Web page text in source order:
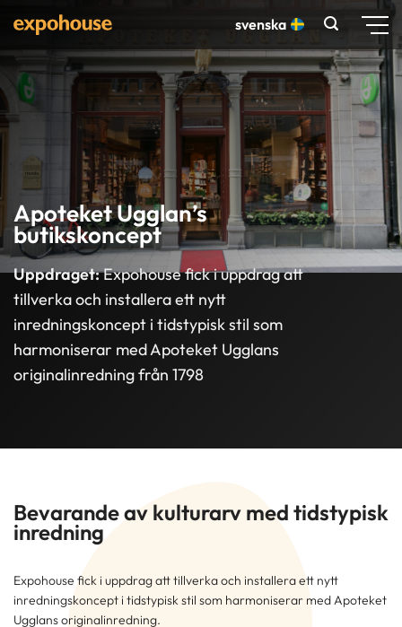
content
svenska
Apoteket Ugglan’s
butikskoncept
Uppdraget:Expohouse fick i uppdrag att
tillverka och installera ett nytt
inredningskoncept i tidstypisk stil som
harmoniserar med Apoteket Ugglans
originalinredning från 1798
Bevarande av kulturarv med tidstypisk
inredning
Expohouse fick i uppdrag att tillverka och installera ett nytt
inredningskoncept i tidstypisk stil som harmoniserar med Apoteket
Ugglans originalinredning.